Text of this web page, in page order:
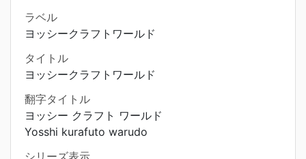
ラベル
ヨッシークラフトワールド
タイトル
ヨッシークラフトワールド
翻字タイトル
ヨッシー クラフト ワールド
Yosshi kurafuto warudo
シリーズ表示